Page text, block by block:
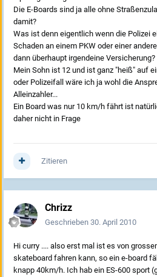
Die E-Boards sind ja alle ohne
damit?
Was ist denn eigentlich wenn die Polizei
Schaden an einem PKW oder einer
dann überhaupt irgendeine Versicherung?
Mein Sohn ist 12 und ist ganz "heiß" auf
oder Polizeifall wäre ich ja wohl die
Alleinzahler...
Ein Board was nur 10 km/h fährt ist
daher nicht in Frage
Zitieren
Chrizz
Geschrieben 30. April 2010
Hi curry .... also erst mal ist es von
skateboard fahren kann, so ein e-board
knapp 40km/h. Ich hab ein ES-600 sport